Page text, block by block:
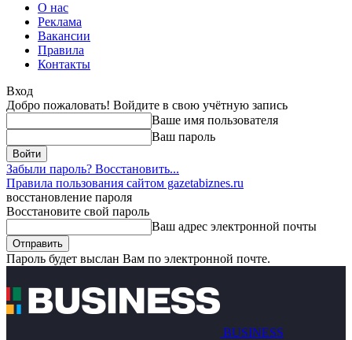
О нас
Реклама
Вакансии
Правила
Контакты
Вход
Добро пожаловать! Войдите в свою учётную запись
Ваше имя пользователя
Ваш пароль
Забыли пароль? Восстановить...
Правила пользования сайтом gazetabiznes.ru
восстановление пароля
Восстановите свой пароль
Ваш адрес электронной почты
Пароль будет выслан Вам по электронной почте.
BUSINESS